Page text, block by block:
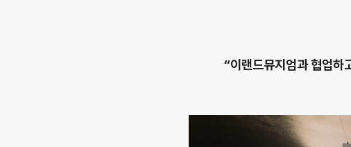
“이랜드뮤지엄과 협업